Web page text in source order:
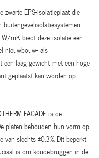
zwarte EPS-isolatieplaat die
mK biedt deze isolatie een
nieuwbouw- als
een laag gewicht met een hoge
geplaatst kan worden op
FACADE is de
platen behouden hun vorm op
slechts ±0,3%. Dit beperkt
is om koudebruggen in de